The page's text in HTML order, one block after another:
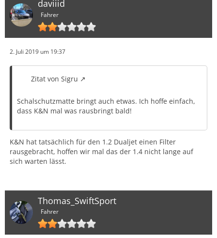
daviiid
Fahrer
2. Juli 2019 um 19:37
Zitat von Sigru
Schalschutzmatte bringt auch etwas. Ich hoffe einfach,
dass K&N mal was rausbringt bald!
K&N hat tatsächlich für den 1.2 Dualjet einen Filter
rausgebracht, hoffen wir mal das der 1.4 nicht lange auf
sich warten lässt.
Thomas_SwiftSport
Fahrer